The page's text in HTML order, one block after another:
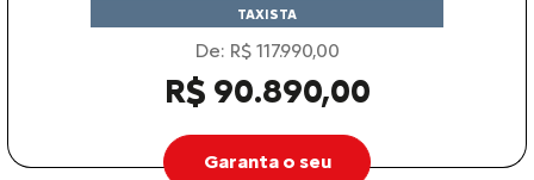
TAXISTA
De: R$ 117.990,00
R$ 90.890,00
Garanta o seu